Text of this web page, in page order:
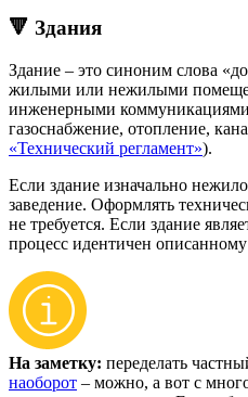
🔻 Здания
Здание – это синоним слова
жилыми или нежилыми
инженерными коммуникациями:
газоснабжение, отопление,
«Технический регламент»).
Если здание изначально
заведение. Оформлять
не требуется. Если здание
процесс идентичен
На заметку: переделать
наоборот – можно, а вот с